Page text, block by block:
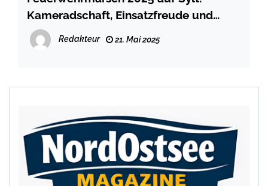
Kameradschaft, Einsatzfreude und
Teamgeist im Fokus
Redakteur 21. Mai 2025